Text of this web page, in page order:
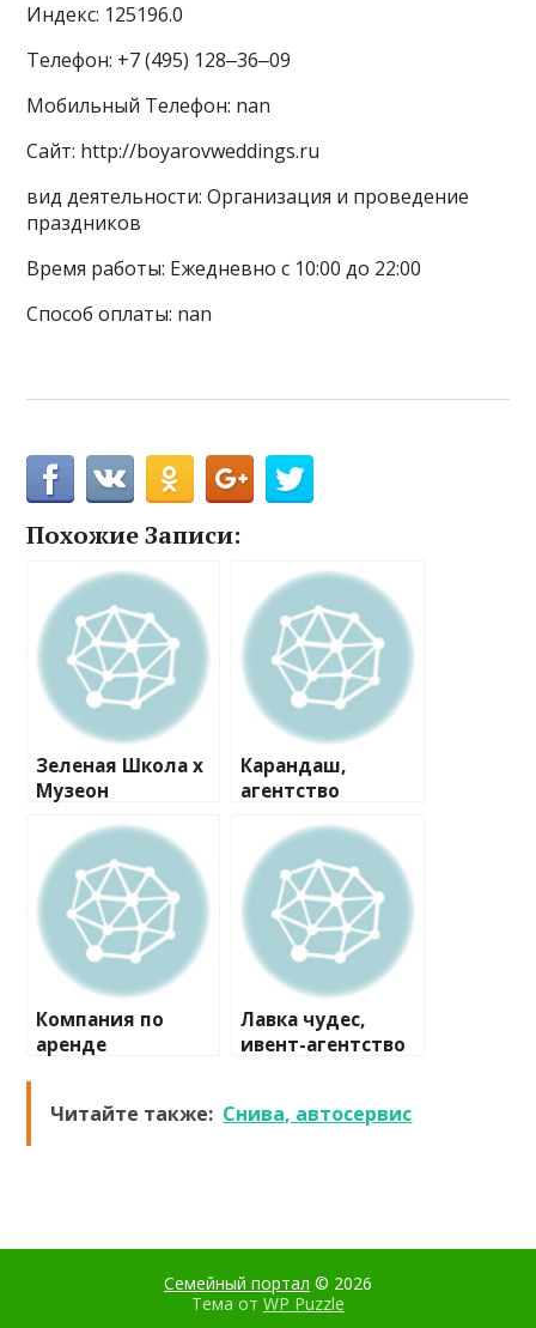
Индекс: 125196.0
Телефон: +7 (495) 128‒36‒09
Мобильный Телефон: nan
Сайт: http://boyarovweddings.ru
вид деятельности: Организация и проведение
праздников
Время работы: Ежедневно с 10:00 до 22:00
Способ оплаты: nan
Похожие Записи:
Зеленая Школа x
Музеон
Карандаш,
агентство
Компания по
аренде
Лавка чудес,
ивент-агентство
Читайте также: Снива, автосервис
Семейный портал © 2026
Тема от WP Puzzle